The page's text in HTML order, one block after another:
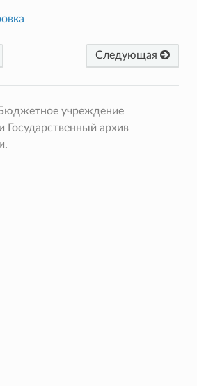
Следующая
учреждение
Государственный архив